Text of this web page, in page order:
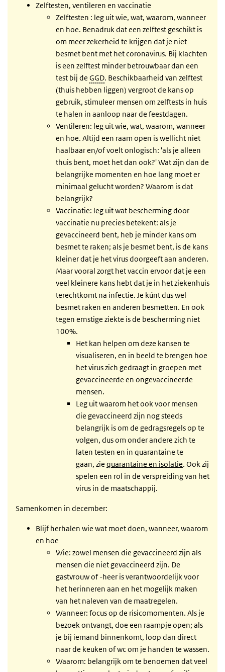
Zelftesten, ventileren en vaccinatie
Zelftesten : leg uit wie, wat, waarom, wanneer
en hoe. Benadruk dat een zelftest geschikt is
om meer zekerheid te krijgen dat je niet
besmet bent met het coronavirus. Bij klachten
is een zelftest minder betrouwbaar dan een
test bij de GGD. Beschikbaarheid van zelftest
(thuis hebben liggen) vergroot de kans op
gebruik, stimuleer mensen om zelftests in huis
te halen in aanloop naar de feestdagen.
Ventileren: leg uit wie, wat, waarom, wanneer
en hoe. Altijd een raam open is wellicht niet
haalbaar en/of voelt onlogisch: 'als je alleen
thuis bent, moet het dan ook?' Wat zijn dan de
belangrijke momenten en hoe lang moet er
minimaal gelucht worden? Waarom is dat
belangrijk?
Vaccinatie: leg uit wat bescherming door
vaccinatie nu precies betekent: als je
gevaccineerd bent, heb je minder kans om
besmet te raken; als je besmet bent, is de kans
kleiner dat je het virus doorgeeft aan anderen.
Maar vooral zorgt het vaccin ervoor dat je een
veel kleinere kans hebt dat je in het ziekenhuis
terechtkomt na infectie. Je kúnt dus wel
besmet raken en anderen besmetten. En ook
tegen ernstige ziekte is de bescherming niet
100%.
Het kan helpen om deze kansen te
visualiseren, en in beeld te brengen hoe
het virus zich gedraagt in groepen met
gevaccineerde en ongevaccineerde
mensen.
Leg uit waarom het ook voor mensen
die gevaccineerd zijn nog steeds
belangrijk is om de gedragsregels op te
volgen, dus om onder andere zich te
laten testen en in quarantaine te
gaan, zie quarantaine en isolatie. Ook zij
spelen een rol in de verspreiding van het
virus in de maatschappij.
Samenkomen in december:
Blijf herhalen wie wat moet doen, wanneer, waarom
en hoe
Wie: zowel mensen die gevaccineerd zijn als
mensen die niet gevaccineerd zijn. De
gastvrouw of -heer is verantwoordelijk voor
het herinneren aan en het mogelijk maken
van het naleven van de maatregelen.
Wanneer: focus op de risicomomenten. Als je
bezoek ontvangt, doe een raampje open; als
je bij iemand binnenkomt, loop dan direct
naar de keuken of wc om je handen te wassen.
Waarom: belangrijk om te benoemen dat veel